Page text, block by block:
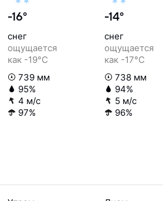
-16°
снег
ощущается
как -19°C
739 мм
95%
4 м/с
97%
-14°
снег
ощущается
как -17°C
738 мм
94%
5 м/с
96%